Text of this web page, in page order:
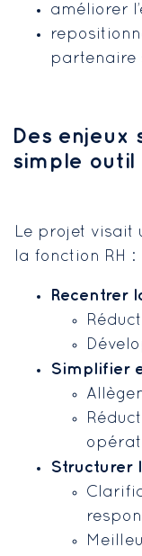
améliorer
partenaire
Des enjeux
simple outil
Le projet visait
la fonction RH :
Recentrer
Simplifier
Structurer